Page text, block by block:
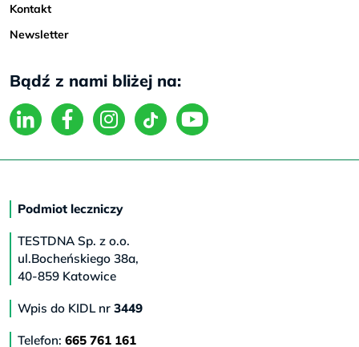
Kontakt
Newsletter
Bądź z nami bliżej na:
Podmiot leczniczy
TESTDNA Sp. z o.o.
ul.Bocheńskiego 38a,
40-859 Katowice
Wpis do KIDL nr 3449
Telefon: 665 761 161